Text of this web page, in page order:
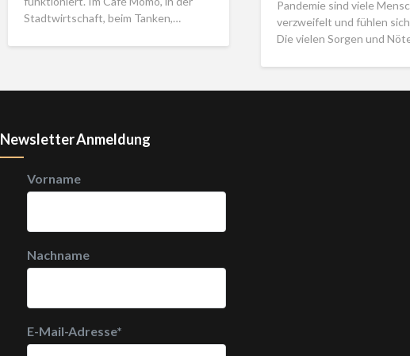
Stadtwirtschaft, beim Tanken,…
Pandemie sind viele
verzweifelt und fühlen
Die vielen Sorgen und
Newsletter Anmeldung
Vorname
Nachname
E-Mail-Adresse*